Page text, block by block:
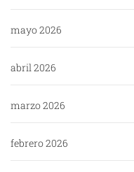
mayo 2026
abril 2026
marzo 2026
febrero 2026